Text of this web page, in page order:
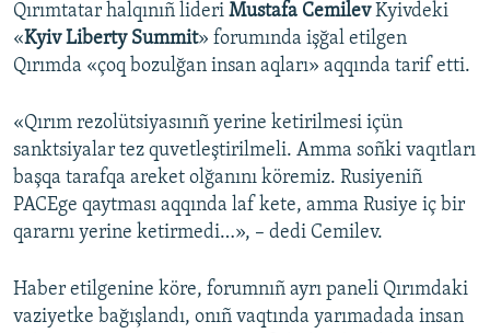
Qırımtatar halqınıñ lideri Mustafa CemilevKyivdeki
«Kyiv Liberty Summit» forumında işğal etilgen
Qırımda «çoq bozulğan insan aqları» aqqında tarif etti.
«Qırım rezolütsiyasınıñ yerine ketirilmesi içün
sanktsiyalar tez quvetleştirilmeli. Amma soñki vaqıtları
başqa tarafqa areket olğanını köremiz. Rusiyeniñ
PACEge qaytması aqqında laf kete, amma Rusiye iç bir
qararnı yerine ketirmedi…», – dedi Cemilev.
Haber etilgenine köre, forumnıñ ayrı paneli Qırımdaki
vaziyetke bağışlandı, onıñ vaqtında yarımadada insan